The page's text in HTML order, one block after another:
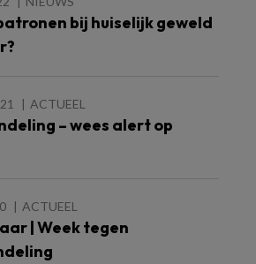
bij huiselijk geweld
ACTUEEL
– wees alert op
ACTUEEL
| Week tegen